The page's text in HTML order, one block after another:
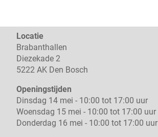
Locatie
Brabanthallen
Diezekade 2
5222 AK Den Bosch
Openingstijden
Dinsdag 14 mei - 10:00 tot 17:00 uur
Woensdag 15 mei - 10:00 tot 17:00 uur
Donderdag 16 mei - 10:00 tot 17:00 uur